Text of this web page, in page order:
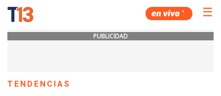
☰
PUBLICIDAD
TENDENCIAS